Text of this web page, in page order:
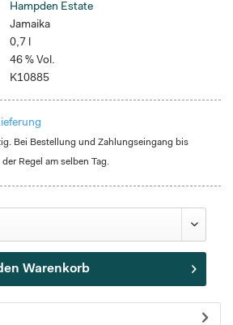
Hampden Estate
Jamaika
0,7 l
46 % Vol.
K10885
Bei Bestellung und Zahlungseingang bis
Regel am selben Tag.
Warenkorb